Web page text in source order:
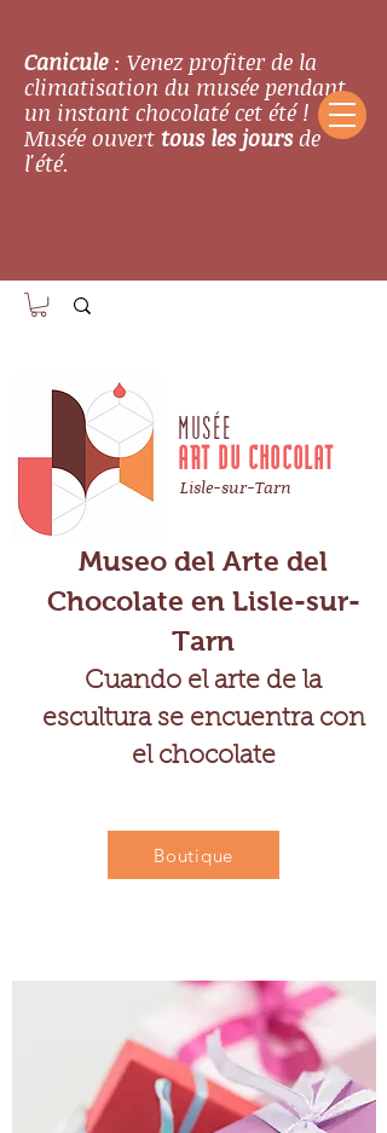
Canicule: Venez profiter de la
climatisation du musée pendant
un instant chocolaté cet été !
Musée ouverttous les joursde
l'été.
Museo del Arte del
Chocolate en Lisle-sur-
Tarn
Cuando el arte de la
escultura se encuentra con
el chocolate
Lisle-sur-Tarn
MUSÉE
ART DU CHOCOLAT
Boutique